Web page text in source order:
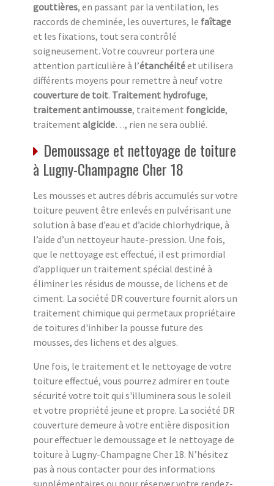
gouttières, en passant par la ventilation, les
raccords de cheminée, les ouvertures, le faîtage
et les fixations, tout sera contrôlé
soigneusement. Votre couvreur portera une
attention particulière à l’étanchéitéet utilisera
différents moyens pour remettre à neuf votre
couverture de toit. Traitement hydrofuge,
traitement antimousse, traitement fongicide,
traitement algicide…, rien ne sera oublié.
Demoussage et nettoyage de toiture
à Lugny-Champagne Cher 18
Les mousses et autres débris accumulés sur votre
toiture peuvent être enlevés en pulvérisant une
solution à base d’eau et d’acide chlorhydrique, à
l’aide d’un nettoyeur haute-pression. Une fois,
que le nettoyage est effectué, il est primordial
d’appliquer un traitement spécial destiné à
éliminer les résidus de mousse, de lichens et de
ciment. La société DR couverture fournit alors un
traitement chimique qui permetaux propriétaire
de toitures d'inhiber la pousse future des
mousses, des lichens et des algues.
Une fois, le traitement et le nettoyage de votre
toiture effectué, vous pourrez admirer en toute
sécurité votre toit qui s'illuminera sous le soleil
et votre propriété jeune et propre. La société DR
couverture demeure à votre entière disposition
pour effectuer le demoussage et le nettoyage de
toiture à Lugny-Champagne Cher 18. N’hésitez
pas à nous contacter pour des informations
supplémentaires ou pour réserver votre rendez-